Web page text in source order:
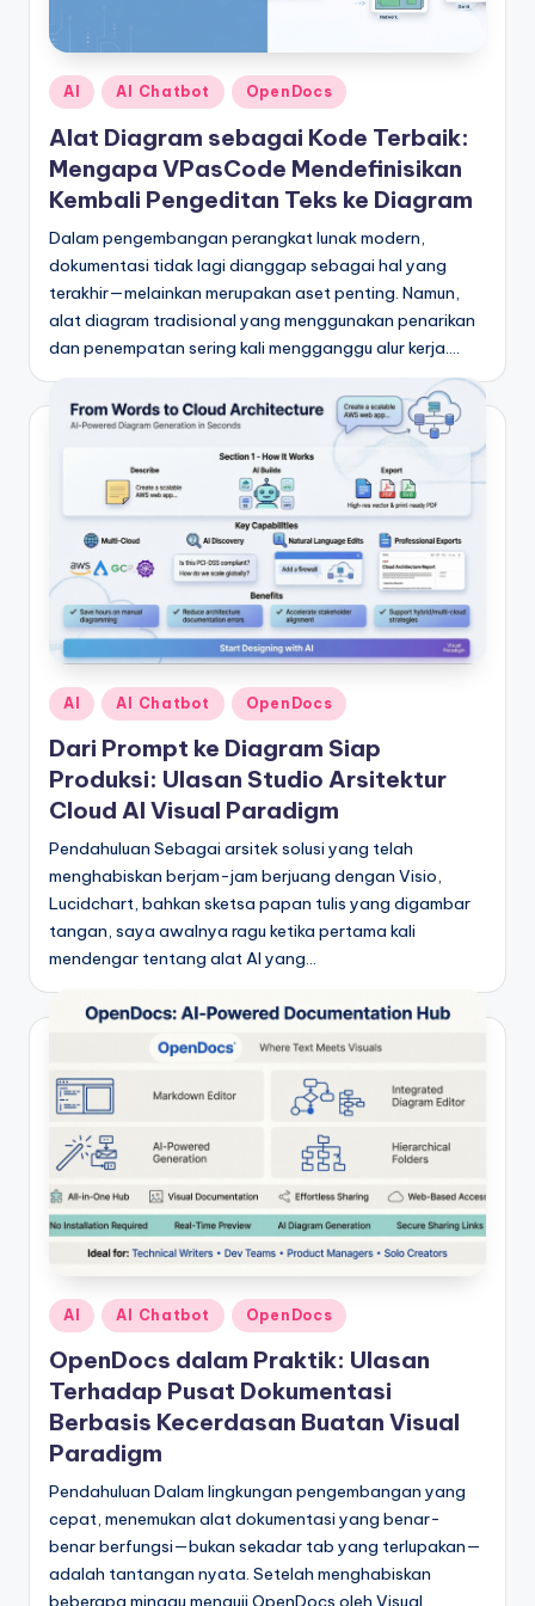
si
a
n
-
A
n
si
g
S
t
w
a
e
n
d
u
y
U
d
a
t
e
s
Posted
in
AI AI Chatbot OpenDocs
Alat Diagram sebagai Kode Terbaik:
Mengapa VPasCode Mendefinisikan
Kembali Pengeditan Teks ke Diagram
Dalam pengembangan perangkat lunak modern,
dokumentasi tidak lagi dianggap sebagai hal yang
terakhir—melainkan merupakan aset penting. Namun,
alat diagram tradisional yang menggunakan penarikan
dan penempatan sering kali mengganggu alur kerja.…
Posted
in
AI AI Chatbot OpenDocs
Dari Prompt ke Diagram Siap
Produksi: Ulasan Studio Arsitektur
Cloud AI Visual Paradigm
Pendahuluan Sebagai arsitek solusi yang telah
menghabiskan berjam-jam berjuang dengan Visio,
Lucidchart, bahkan sketsa papan tulis yang digambar
tangan, saya awalnya ragu ketika pertama kali
mendengar tentang alat AI yang…
Posted
in
AI AI Chatbot OpenDocs
OpenDocs dalam Praktik: Ulasan
Terhadap Pusat Dokumentasi
Berbasis Kecerdasan Buatan Visual
Paradigm
Pendahuluan Dalam lingkungan pengembangan yang
cepat, menemukan alat dokumentasi yang benar-
benar berfungsi—bukan sekadar tab yang terlupakan—
adalah tantangan nyata. Setelah menghabiskan
beberapa minggu menguji OpenDocs oleh Visual